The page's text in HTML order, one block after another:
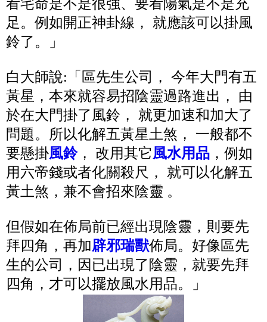
看宅命是不是很強、要看陽氣是不是充
足。例如開正神卦線， 就應該可以掛風
鈴了。」
白大師說:「區先生公司， 今年大門有五
黃星，本來就容易招陰靈過路進出， 由
於在大門掛了風鈴， 就更加速和加大了
問題。所以化解五黃星土煞， 一般都不
要懸掛風鈴， 改用其它風水用品，例如
用六帝錢或者化關殺尺， 就可以化解五
黃土煞，兼不會招來陰靈 。
但假如在佈局前已經出現陰靈，則要先
拜四角，再加辟邪瑞獸佈局。好像區先
生的公司，因已出現了陰靈，就要先拜
四角，才可以擺放風水用品。」